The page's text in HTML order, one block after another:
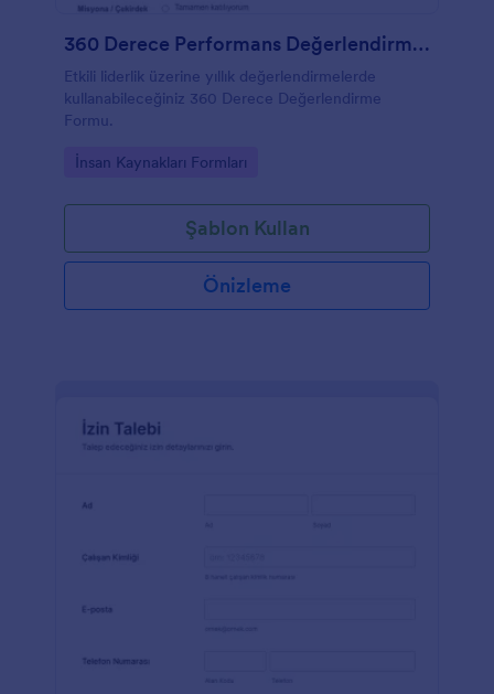
360 Derece Performans Değerlendirme Formu
Etkili liderlik üzerine yıllık değerlendirmelerde
kullanabileceğiniz 360 Derece Değerlendirme
Formu.
Go to Category:
İnsan Kaynakları Formları
Şablon Kullan
Önizleme